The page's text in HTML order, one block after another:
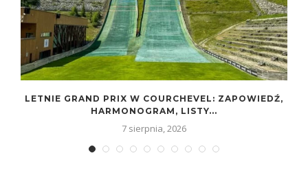
LETNIE GRAND PRIX W COURCHEVEL: ZAPOWIEDŹ,
HARMONOGRAM, LISTY...
7 sierpnia, 2026